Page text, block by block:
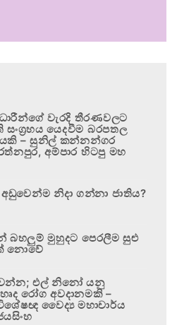
වැරදි තීරණවලට
යෙදවීම බරපතල
– සුනිල් කන්නන්ගර
අම්පාර හිටපු මහ
නිදා ගන්නා ජාතිය?
බහලුම් මුහුදට පෙරලීම සුළු
නොවේ
වන්න; එල් නිනෝ යනු
රෝග අවදානමකි –
වෛද්‍ය මහාචාර්ය